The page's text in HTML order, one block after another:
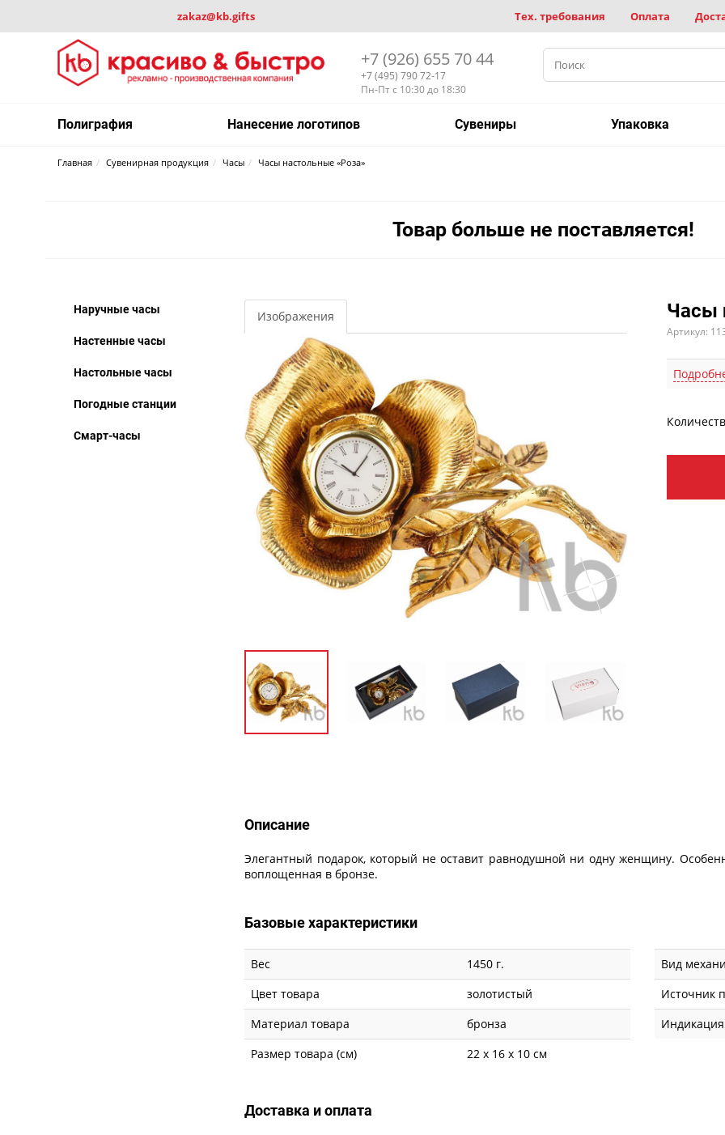
zakaz@kb.gifts Тех. требования Оплата
+7 (926) 655 70 44
+7 (495) 790 72-17
Пн-Пт с 10:30 до 18:30
Полиграфия Нанесение логотипов Сувениры Упаковка
Главная Сувенирная продукция Часы Часы настольные «Роза»
Товар больше не поставляется!
Наручные часы
Настенные часы
Настольные часы
Погодные станции
Смарт-часы
Часы
Артикул:
Изображения
Описание
Элегантный подарок, который не оставит равнодушной ни одну женщину.
воплощенная в бронзе.
Базовые характеристики
Вес
1450 г.
Цвет товара
золотистый
Материал товара
бронза
Размер товара (см)
22 х 16 х 10 см
Вид
Источник
Индикация
Доставка и оплата